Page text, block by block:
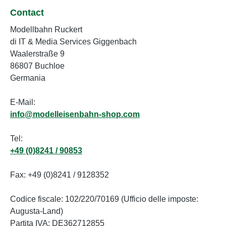
sviluppato da ESU Electronic
Solutions Ulm GmbH & Co. KG
Decoder DCC consigliato: ESU
LokPilot 5 Decoder audio consigliato:
ESU LokSound V5.0 21MTC Chassis
in metallo e alloggiamento in plastica
Maniglie indipendenti - parzialmente
in metallo Ampio utilizzo di parti
dell'originale Riproduzioni dettagliate
degli interni della cabina Prodotto con
collaborazione con MEG
Trispel rail-de-sign Caratteristiche:
Produttore: SUDEXPRESS Codice
articolo: S1592171 Numero di pezzi:
Contact
Modellbahn Ruckert
di IT & Media Services Giggenbach
Waalerstraße 9
86807 Buchloe
Germania
E-Mail:
info@modelleisenbahn-shop.com
Tel:
+49 (0)8241 / 90853
Fax: +49 (0)8241 / 9128352
Codice fiscale: 102/220/70169 (Ufficio delle imposte:
Augusta-Land)
Partita IVA: DE362712855